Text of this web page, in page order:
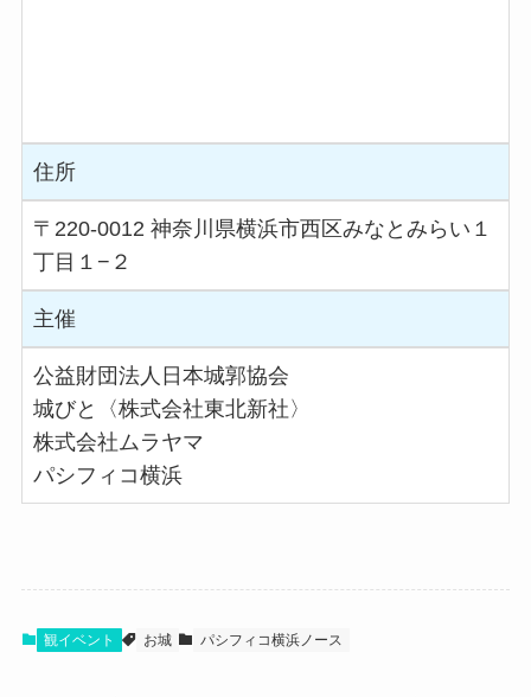
住所
〒220-0012 神奈川県横浜市西区みなとみらい１
丁目１−２
主催
公益財団法人日本城郭協会
城びと〈株式会社東北新社〉
株式会社ムラヤマ
パシフィコ横浜
観イベント お城 パシフィコ横浜ノース